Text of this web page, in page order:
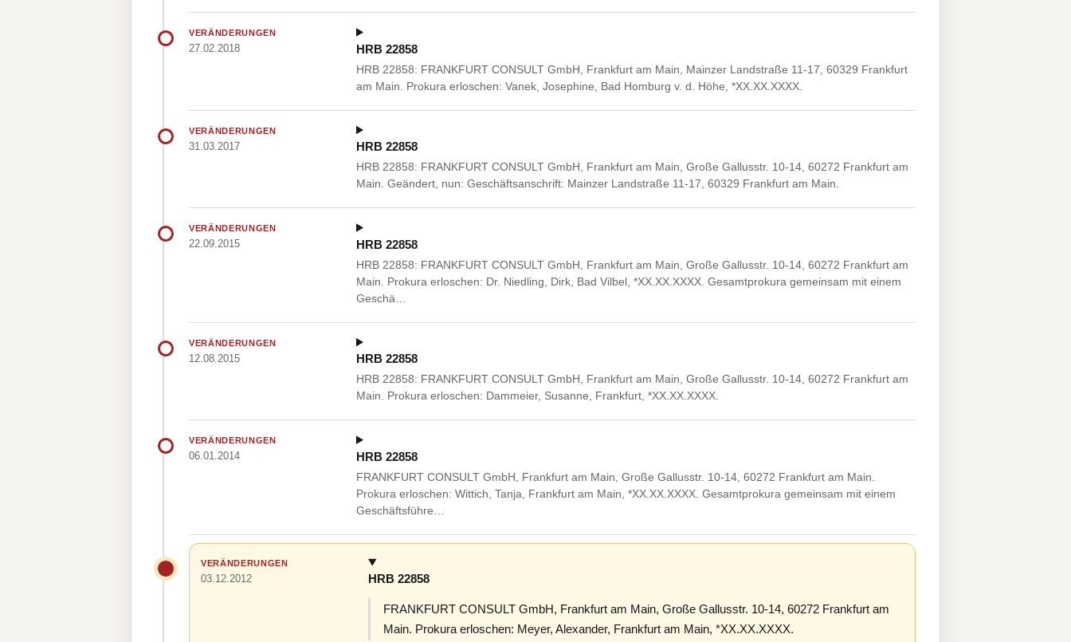
VERÄNDERUNGEN
27.02.2018 HRB 22858
HRB 22858: FRANKFURT CONSULT GmbH, Frankfurt am Main, Mainzer Landstraße 11-17, 60329 Frankfurt
am Main. Prokura erloschen: Vanek, Josephine, Bad Homburg v. d. Höhe, *XX.XX.XXXX.
VERÄNDERUNGEN
31.03.2017 HRB 22858
HRB 22858: FRANKFURT CONSULT GmbH, Frankfurt am Main, Große Gallusstr. 10-14, 60272 Frankfurt am
Main. Geändert, nun: Geschäftsanschrift: Mainzer Landstraße 11-17, 60329 Frankfurt am Main.
VERÄNDERUNGEN
22.09.2015 HRB 22858
HRB 22858: FRANKFURT CONSULT GmbH, Frankfurt am Main, Große Gallusstr. 10-14, 60272 Frankfurt am
Main. Prokura erloschen: Dr. Niedling, Dirk, Bad Vilbel, *XX.XX.XXXX. Gesamtprokura gemeinsam mit einem
Geschä…
VERÄNDERUNGEN
12.08.2015 HRB 22858
HRB 22858: FRANKFURT CONSULT GmbH, Frankfurt am Main, Große Gallusstr. 10-14, 60272 Frankfurt am
Main. Prokura erloschen: Dammeier, Susanne, Frankfurt, *XX.XX.XXXX.
VERÄNDERUNGEN
06.01.2014 HRB 22858
FRANKFURT CONSULT GmbH, Frankfurt am Main, Große Gallusstr. 10-14, 60272 Frankfurt am Main.
Prokura erloschen: Wittich, Tanja, Frankfurt am Main, *XX.XX.XXXX. Gesamtprokura gemeinsam mit einem
Geschäftsführe…
VERÄNDERUNGEN
03.12.2012 HRB 22858
FRANKFURT CONSULT GmbH, Frankfurt am Main, Große Gallusstr. 10-14, 60272 Frankfurt am
Main. Prokura erloschen: Meyer, Alexander, Frankfurt am Main, *XX.XX.XXXX.